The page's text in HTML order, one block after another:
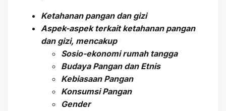
Ketahanan pangan dan gizi
Aspek-aspek terkait ketahanan pangan
dan gizi, mencakup
Sosio-ekonomi rumah tangga
Budaya Pangan dan Etnis
Kebiasaan Pangan
Konsumsi Pangan
Gender